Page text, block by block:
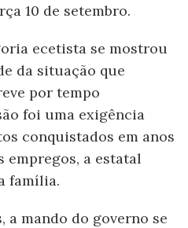
10 de setembro.
ecetista se mostrou
da situação que
por tempo
foi uma exigência
conquistados em anos
empregos, a estatal
família.
a mando do governo se